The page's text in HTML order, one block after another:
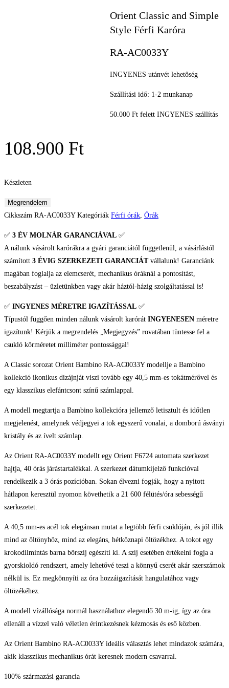
Orient Classic and Simple
Style Férfi Karóra
RA-AC0033Y
INGYENES utánvét lehetőség
Szállítási idő: 1-2 munkanap
50.000 Ft felett INGYENES szállítás
108.900 Ft
Készleten
Orient
Classic
Simple
Karóra
mennyiség
Megrendelem
Cikkszám RA-AC0033Y Kategóriák Férfi órák, Órák
✅ 3 ÉV MOLNÁR GARANCIÁVAL ✅
A nálunk vásárolt karórákra a gyári garanciától függetlenül, a vásárlástól
számított 3 ÉVIG SZERKEZETI GARANCIÁTvállalunk! Garanciánk
magában foglalja az elemcserét, mechanikus óráknál a pontosítást,
beszabályzást – üzletünkben vagy akár háztól-házig szolgáltatással is!
✅ INGYENES MÉRETRE IGAZÍTÁSSAL ✅
Típustól függően minden nálunk vásárolt karórát INGYENESEN méretre
igazítunk! Kérjük a megrendelés „Megjegyzés” rovatában tüntesse fel a
csukló körméretet milliméter pontossággal!
A Classic sorozat Orient Bambino RA-AC0033Y modellje a Bambino
kollekció ikonikus dizájnját viszi tovább egy 40,5 mm-es tokátmérővel és
egy klasszikus elefántcsont színű számlappal.
A modell megtartja a Bambino kollekcióra jellemző letisztult és időtlen
megjelenést, amelynek védjegyei a tok egyszerű vonalai, a domború ásványi
kristály és az ívelt számlap.
Az Orient RA-AC0033Y modellt egy Orient F6724 automata szerkezet
hajtja, 40 órás járástartalékkal. A szerkezet dátumkijelző funkcióval
rendelkezik a 3 órás pozícióban. Sokan élvezni fogják, hogy a nyitott
hátlapon keresztül nyomon követhetik a 21 600 félütés/óra sebességű
szerkezetet.
A 40,5 mm-es acél tok elegánsan mutat a legtöbb férfi csuklóján, és jól illik
mind az öltönyhöz, mind az elegáns, hétköznapi öltözékhez. A tokot egy
krokodilmintás barna bőrszíj egészíti ki. A szíj esetében értékelni fogja a
gyorskioldó rendszert, amely lehetővé teszi a könnyű cserét akár szerszámok
nélkül is. Ez megkönnyíti az óra hozzáigazítását hangulatához vagy
öltözékéhez.
A modell vízállósága normál használathoz elegendő 30 m-ig, így az óra
ellenáll a vízzel való véletlen érintkezésnek kézmosás és eső közben.
Az Orient Bambino RA-AC0033Y ideális választás lehet mindazok számára,
akik klasszikus mechanikus órát keresnek modern csavarral.
100% származási garancia